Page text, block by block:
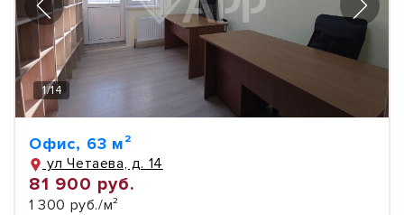
1/14
Офис, 63 м²
ул Четаева, д. 14
81 900 руб.
1 300 руб./м²